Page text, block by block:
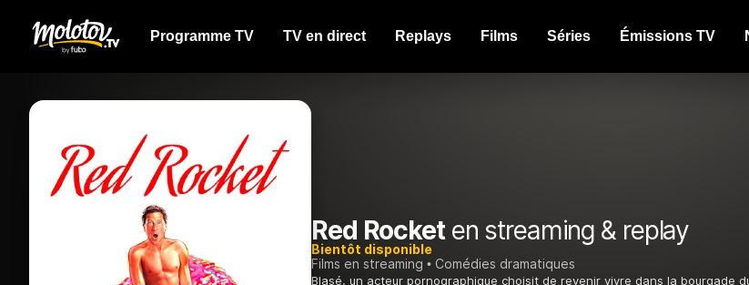
Programme TV TV en direct Replays Films Séries Émissions TV
Red Rocketen streaming & replay
Bientôt disponible
Films en streaming
Comédies dramatiques
Blasé, un acteur pornographique choisit de revenir vivre dans la bourgade